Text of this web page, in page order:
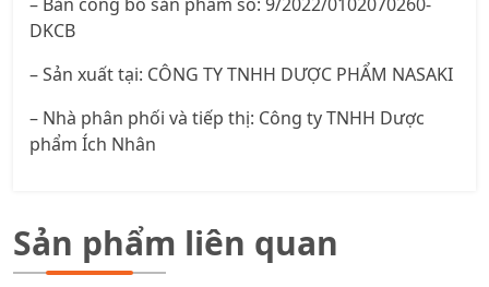
DKCB
– Sản xuất tại: CÔNG TY TNHH DƯỢC PHẨM NASAKI
– Nhà phân phối và tiếp thị: Công ty TNHH Dược
phẩm Ích Nhân
Sản phẩm liên quan